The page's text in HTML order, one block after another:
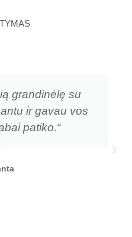
grandinėlę su
ir gavau vos
patiko.“